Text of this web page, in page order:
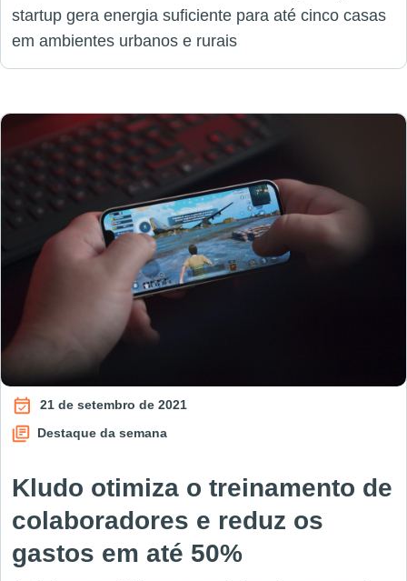
startup gera energia suficiente para até cinco casas
em ambientes urbanos e rurais
21 de setembro de 2021
Destaque da semana
Kludo otimiza o treinamento de
colaboradores e reduz os
gastos em até 50%